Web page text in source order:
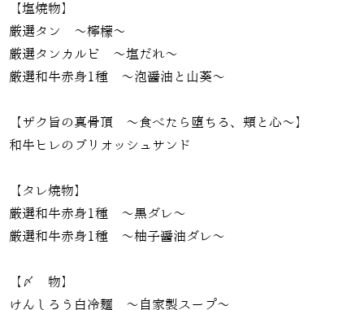
【塩焼物】
厳選タン 〜檸檬〜
厳選タンカルビ 〜塩だれ〜
厳選和牛赤身1種 〜泡醤油と山葵〜
【ザク旨の真骨頂 〜食べたら堕ちる、頬と心〜】
和牛ヒレのブリオッシュサンド
【タレ焼物】
厳選和牛赤身1種 〜黒ダレ〜
厳選和牛赤身1種 〜柚子醤油ダレ〜
【〆 物】
けんしろう白冷麺 〜自家製スープ〜